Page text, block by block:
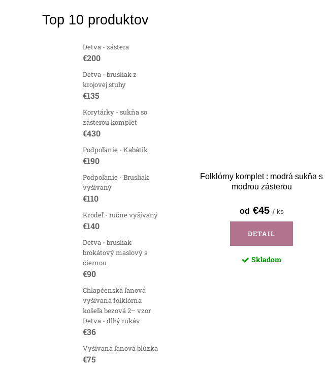
Top 10 produktov
Detva - zástera
€200
Detva - brusliak z
krojovej stuhy
€135
Korytárky - sukňa so
zásterou komplet
€430
Podpoľanie - Kabátik
€190
Podpoľanie - Brusliak
vyšívaný
€110
Krodeľ - ručne vyšívaný
€140
Detva - brusliak
brokátový maslový s
čiernou
€90
Chlapčenská ľanová
vyšívaná folklórna
košeľa bezová 2– vzor
Detva - dlhý rukáv
€36
Vyšívaná ľanová blúzka
€75
Folklórny komplet : modrá sukňa s
modrou zásterou
od €45 / ks
DETAIL
Skladom